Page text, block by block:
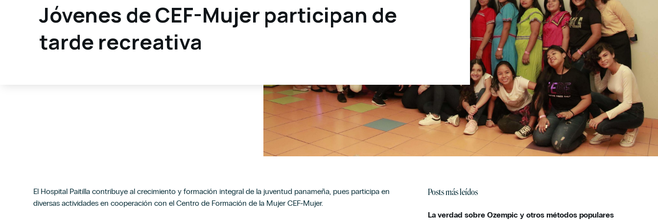
Jóvenes de CEF-Mujer participan de
tarde recreativa
El Hospital Paitilla contribuye al crecimiento y formación integral de la juventud panameña, pues participa en
diversas actividades en cooperación con el Centro de Formación de la Mujer CEF-Mujer.
Posts más leídos
La verdad sobre Ozempic y otros métodos populares